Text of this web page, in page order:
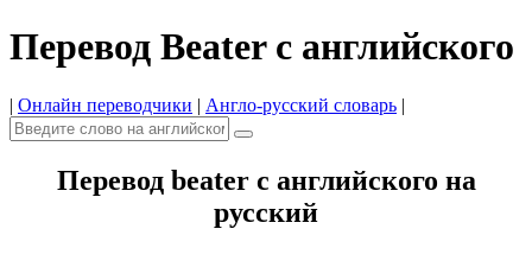
Перевод Beater с английского
| Онлайн переводчики | Англо-русский словарь |
Перевод beater с английского на
русский